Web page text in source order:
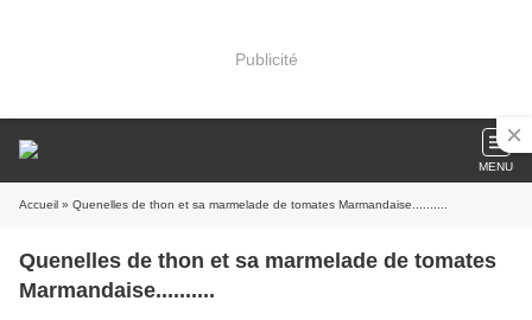
Publicité
MENU
Accueil » Quenelles de thon et sa marmelade de tomates Marmandaise..........
Quenelles de thon et sa marmelade de tomates
Marmandaise..........